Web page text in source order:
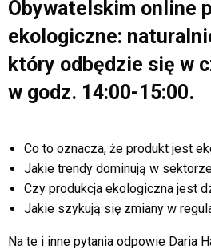
Obywatelskim online
ekologiczne:
który odbędzie się w
w godz. 14:00-15:00.
Co to oznacza, że produkt jest
Jakie trendy dominują w
Czy produkcja ekologiczna jest
Jakie szykują się zmiany w
Na te i inne pytania odpowie Daria